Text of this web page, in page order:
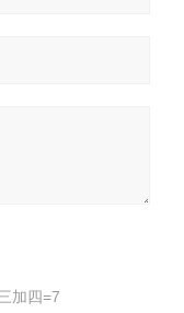
加四=7